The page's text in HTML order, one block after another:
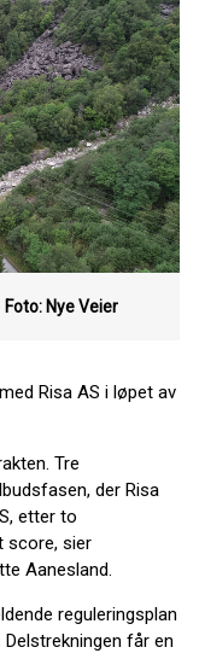
Foto: Nye Veier
Risa AS i løpet av
Tre
der Risa
etter to
score, sier
Aanesland.
reguleringsplan
får en